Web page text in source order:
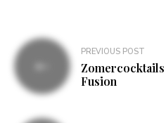
Bericht
navigatie
PREVIOUS POST
Fusion